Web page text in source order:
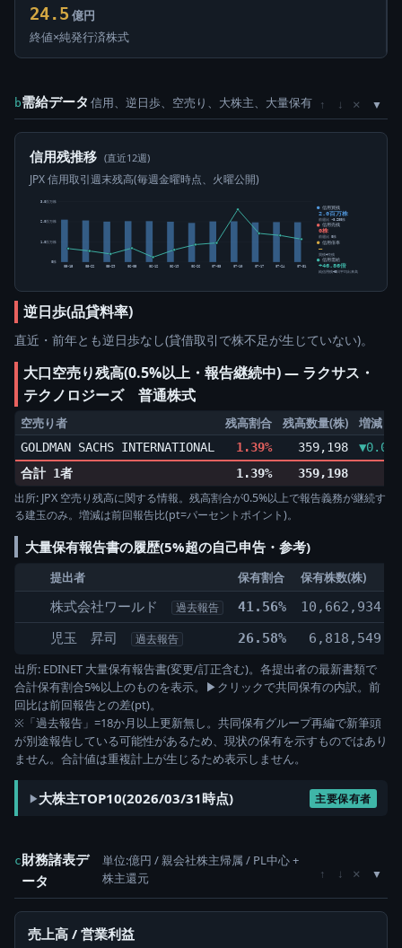
24.5 億円
終値×純発行済株式
b需給データ 信用、逆日歩、空売り、大株主、大量保有 ↑ ↓ ×
信用残推移 (直近12週)
JPX 信用取引週末残高(毎週金曜時点、火曜公開)
0株
1.0百万株
2.0百万株
3.0百万株
05-15 05-22 05-29 06-05 06-12 06-19 06-26 07-03 07-10 07-17 07-24 07-31
信用買残
2.0百万株
前週比 -8,200株
信用売残
0株
前週比 0株
信用倍率
―
買残÷売残
信用需給
+46.86倍
純信用残÷5日平均出来高
逆日歩(品貸料率)
直近・前年とも逆日歩なし(貸借取引で株不足が生じていない)。
大口空売り残高(0.5%以上・報告継続中) ― ラクサス・
テクノロジーズ 普通株式
空売り者 残高割合 残高数量(株) 増減
GOLDMAN SACHS INTERNATIONAL 1.39% 359,198
合計 1者
1.39% 359,198
出所: JPX 空売り残高に関する情報。残高割合が0.5%以上で報告義務が継続す
る建玉のみ。増減は前回報告比(pt=パーセントポイント)。
大量保有報告書の履歴(5%超の自己申告・参考)
提出者 保有割合 保有株数(株)
株式会社ワールド
過去報告 41.56%
10,662,934
児玉 昇司
過去報告 26.58% 6,818,549
出所: EDINET 大量保有報告書(変更/訂正含む)。各提出者の最新書類で
合計保有割合5%以上のものを表示。▶クリックで共同保有の内訳。前
回比は前回報告との差(pt)。
※「過去報告」=18か月以上更新無し。共同保有グループ再編で新筆頭
が別途報告している可能性があるため、現状の保有を示すものではあり
ません。合計値は重複計上が生じるため表示しません。
大株主TOP10(2026/03/31時点) 主要保有者
c財務諸表デ
ータ
単位:億円 / 親会社株主帰属 / PL中心 +
株主還元
↑ ↓ ×
売上高 / 営業利益